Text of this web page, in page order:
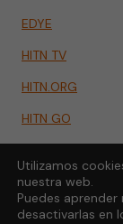
EDYE
HITN TV
HITN.ORG
HITN GO
Utilizamos
nuestra web.
Puedes
desactivarlas en